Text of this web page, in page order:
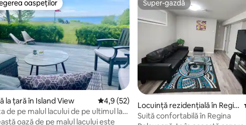
din 5, 40 recenzii
oaspeților
oaspeților
la țară în Island View Scor mediu de 4,9 din 5, 52 recenzii
4,9 (52)
de pe malul lacului de pe ultimul lac
oază de pe malul lacului este
Super-gazdă
Super-gazdă
Locuință rezidențială în Regin
a
Suită confortabilă în Regina